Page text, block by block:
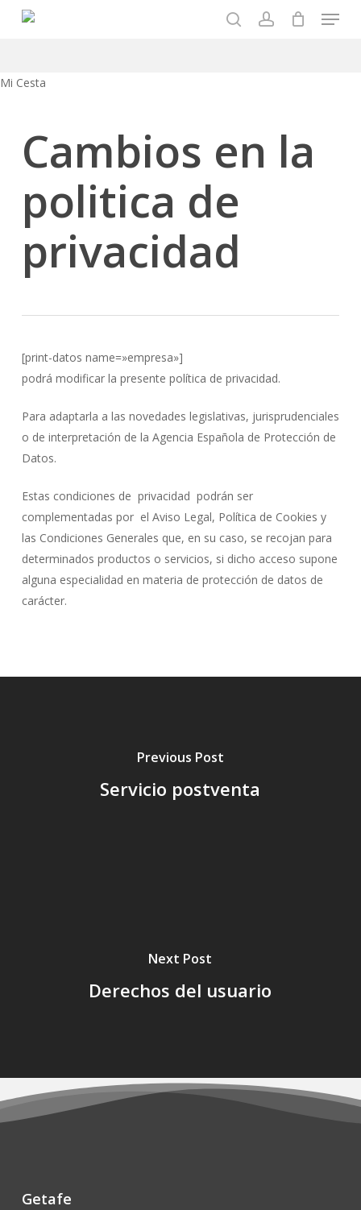
Menu
Mi Cesta
Cambios en la
politica de
privacidad
[print-datos name=»empresa»]
podrá modificar la presente política de privacidad.
Para adaptarla a las novedades legislativas, jurisprudenciales
o de interpretación de la Agencia Española de Protección de
Datos.
Estas condiciones de privacidad podrán ser
complementadas por el Aviso Legal, Política de Cookies y
las Condiciones Generales que, en su caso, se recojan para
determinados productos o servicios, si dicho acceso supone
alguna especialidad en materia de protección de datos de
carácter.
Previous Post
Servicio postventa
Next Post
Derechos del usuario
Getafe